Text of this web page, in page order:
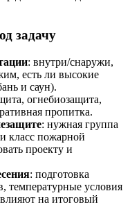
задачу
: внутри/снаружи,
есть ли высокие
и саун).
огнебиозащита,
пропитка.
: нужная группа
класс пожарной
проекту и
: подготовка
температурные условия
на итоговый